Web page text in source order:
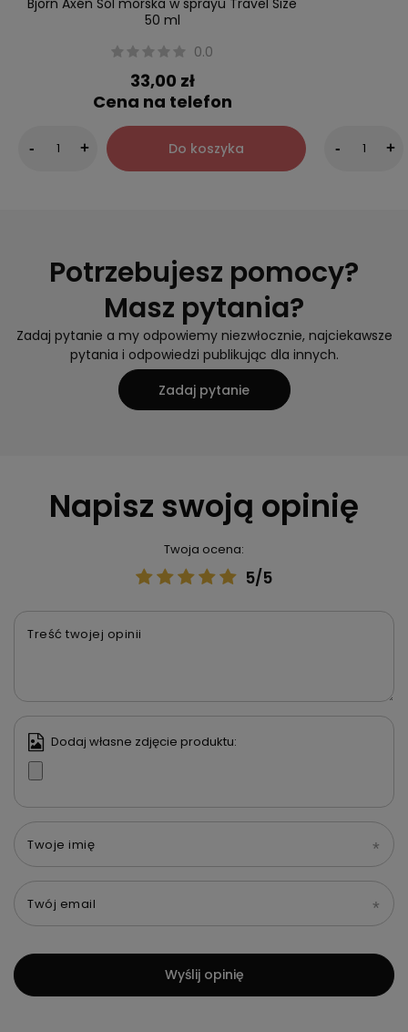
Björn Axén Sól morska w sprayu Travel Size
50 ml
0.0
33,00 zł
Cena na telefon
- + Do koszyka - +
Potrzebujesz pomocy?
Masz pytania?
Zadaj pytanie a my odpowiemy niezwłocznie, najciekawsze
pytania i odpowiedzi publikując dla innych.
Zadaj pytanie
Napisz swoją opinię
Twoja ocena:
5/5
Treść twojej opinii
Dodaj własne zdjęcie produktu:
Twoje imię
Twój email
Wyślij opinię